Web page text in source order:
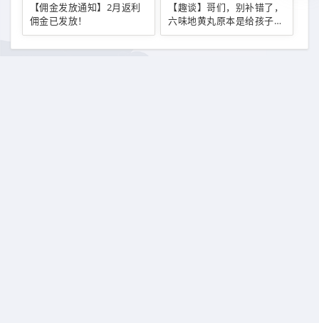
【佣金发放通知】2月返利
佣金已发放！
【趣谈】哥们，别补错了，
六味地黄丸原本是给孩子用
的！